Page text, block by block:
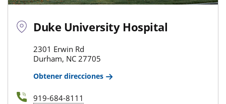
Duke University Hospital
2301 Erwin Rd
Durham, NC 27705
Obtener direcciones
919-684-8111